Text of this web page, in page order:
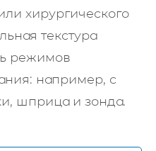
хирургического
текстура
режимов
например, с
шприца и зонда.